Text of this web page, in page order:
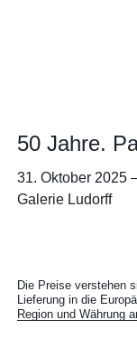
50 Jahre.
31. Oktober 2025
Galerie Ludorff
Die Preise verstehen
Lieferung in die
Region und Währung